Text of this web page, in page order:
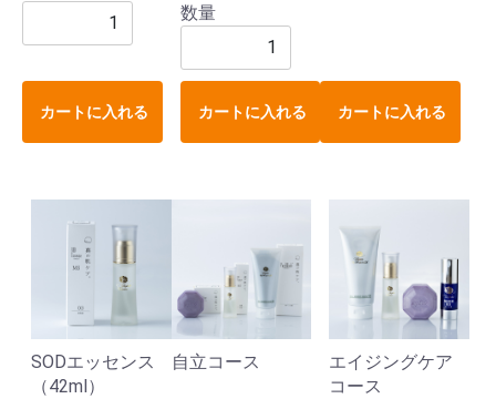
カートに入れる
数量
カートに入れる カートに入れる
SODエッセンス
（42ml）
自立コース
エイジングケア
コース